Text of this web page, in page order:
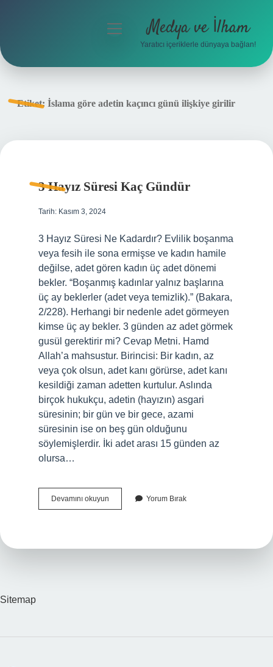
menüyü
Medya ve İlham
Yaratıcı içeriklerle dünyaya bağlan!
Etiket: İslama göre adetin kaçıncı günü ilişkiye girilir
3 Hayız Süresi Kaç Gündür
Tarih: Kasım 3, 2024
3 Hayız Süresi Ne Kadardır? Evlilik boşanma
veya fesih ile sona ermişse ve kadın hamile
değilse, adet gören kadın üç adet dönemi
bekler. “Boşanmış kadınlar yalnız başlarına
üç ay beklerler (adet veya temizlik).” (Bakara,
2/228). Herhangi bir nedenle adet görmeyen
kimse üç ay bekler. 3 günden az adet görmek
gusül gerektirir mi? Cevap Metni. Hamd
Allah’a mahsustur. Birincisi: Bir kadın, az
veya çok olsun, adet kanı görürse, adet kanı
kesildiği zaman adetten kurtulur. Aslında
birçok hukukçu, adetin (hayızın) asgari
süresinin; bir gün ve bir gece, azami
süresinin ise on beş gün olduğunu
söylemişlerdir. İki adet arası 15 günden az
olursa…
Devamını okuyun
Hayız
Yorum Bırak
Sitemap